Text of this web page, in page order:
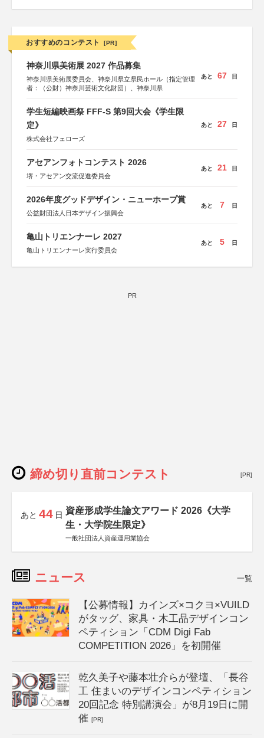
おすすめのコンテスト [PR]
神奈川県美術展 2027 作品募集
神奈川県美術展委員会、神奈川県立県民ホール（指定管理
者：（公財）神奈川芸術文化財団）、神奈川県
あと 67 日
学生短編映画祭 FFF-S 第9回大会《学生限
定》
株式会社フェローズ
あと 27 日
アセアンフォトコンテスト 2026
堺・アセアン交流促進委員会
あと 21 日
2026年度グッドデザイン・ニューホープ賞
公益財団法人日本デザイン振興会
あと 7 日
亀山トリエンナーレ 2027
亀山トリエンナーレ実行委員会
あと 5 日
PR
締め切り直前コンテスト [PR]
あと 44 日 資産形成学生論文アワード 2026《大学
生・大学院生限定》
一般社団法人資産運用業協会
ニュース 一覧
【公募情報】カインズ×コクヨ×VUILD
がタッグ、家具・木工品デザインコン
ペティション「CDM Digi Fab
COMPETITION 2026」を初開催
乾久美子や藤本壮介らが登壇、「長谷
工 住まいのデザインコンペティション
20回記念 特別講演会」が8月19日に開
催[PR]